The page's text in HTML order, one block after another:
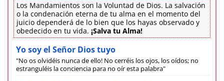
Los Mandamientos son la Voluntad de Dios. La salvación
o la condenación eterna de tu alma en el momento del
juicio dependerá de lo bien que los hayas observado y
obedecido en tu vida. ¡Salva tu Alma!
Yo soy el Señor Dios tuyo
"No os olvidéis nunca de ello! No cerréis los ojos, los oídos; no
estranguléis la conciencia para no oír esta palabra"